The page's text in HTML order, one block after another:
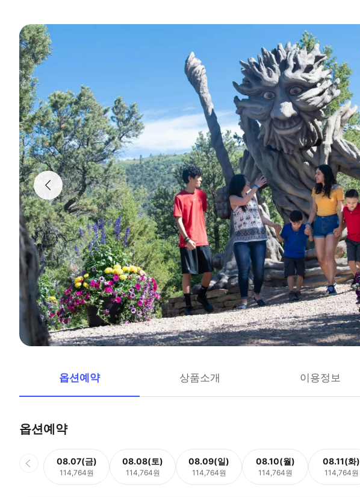
옵션예약 상품소개 이용정보
옵션예약
08.07(금)
114,764원
08.08(토)
114,764원
08.09(일)
114,764원
08.10(월)
114,764원
08.11(화)
114,764원